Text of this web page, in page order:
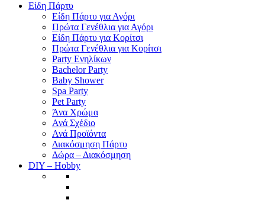
Είδη Πάρτυ
Είδη Πάρτυ για Αγόρι
Πρώτα Γενέθλια για Αγόρι
Είδη Πάρτυ για Κορίτσι
Πρώτα Γενέθλια για Κορίτσι
Party Ενηλίκων
Bachelor Party
Baby Shower
Spa Party
Pet Party
Άνα Χρώμα
Ανά Σχέδιο
Ανά Προϊόντα
Διακόσμηση Πάρτυ
Δώρα – Διακόσμηση
DIY – Hobby